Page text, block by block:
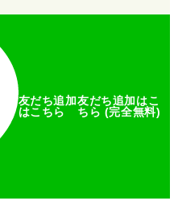
友だち追加
はこちら
友だち追加はこ
ちら (完全無料)